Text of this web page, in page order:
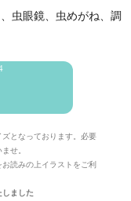
虫眼鏡、虫めがね、調
となっております。必要
せ。
お読みの上イラストをご利
ました